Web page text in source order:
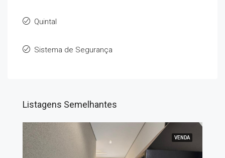
Quintal
Sistema de Segurança
Listagens Semelhantes
VENDA